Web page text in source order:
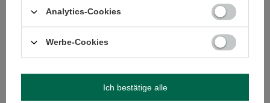
sinken nicht, sondern bilden eine kompakte, schwimmende
Schicht.
Bombilla machen, damit man leicht nachfüllen kann. Nach ein paar
Analytics-Cookies
Werbe-Cookies
Ich bestätige alle